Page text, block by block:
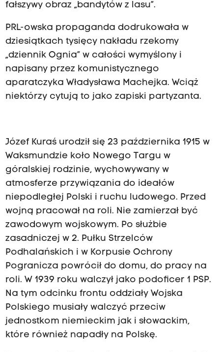
fałszywy obraz „bandytów z lasu”.
PRL-owska propaganda dodrukowała w
dziesiątkach tysięcy nakładu rzekomy
„dziennik Ognia” w całości wymyślony i
napisany przez komunistycznego
aparatczyka Władysława Machejka. Wciąż
niektórzy cytują to jako zapiski partyzanta.
Józef Kuraś urodził się 23 października 1915 w
Waksmundzie koło Nowego Targu w
góralskiej rodzinie, wychowywany w
atmosferze przywiązania do ideałów
niepodległej Polski i ruchu ludowego. Przed
wojną pracował na roli. Nie zamierzał być
zawodowym wojskowym. Po służbie
zasadniczej w 2. Pułku Strzelców
Podhalańskich i w Korpusie Ochrony
Pogranicza powrócił do domu, do pracy na
roli. W 1939 roku walczył jako podoficer 1 PSP.
Na tym odcinku frontu oddziały Wojska
Polskiego musiały walczyć przeciw
jednostkom niemieckim jak i słowackim,
które również napadły na Polskę.